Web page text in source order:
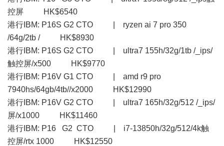
控屏 HK$6540
港行IBM: P16S G2 CTO | ryzen ai 7 pro 350
/64g/2tb / HK$8930
港行IBM: P16S G2 CTO | ultra7 155h/32g/1tb /_ips/
触控屏/x500 HK$9770
港行IBM: P16V G1 CTO | amd r9 pro
7940hs/64gb/4tb//x2000 HK$12990
港行IBM: P16V G2 CTO | ultra7 165h/32g/512 /_ips/
屏/x1000 HK$11460
港行IBM: P16 G2 CTO | i7-13850h/32g/512/4k触
控屏/rtx 1000 HK$12550